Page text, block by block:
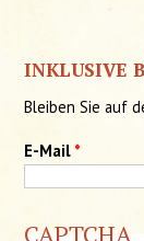
INKLUSIVE
Bleiben Sie auf
E-Mail *
CAPTCHA